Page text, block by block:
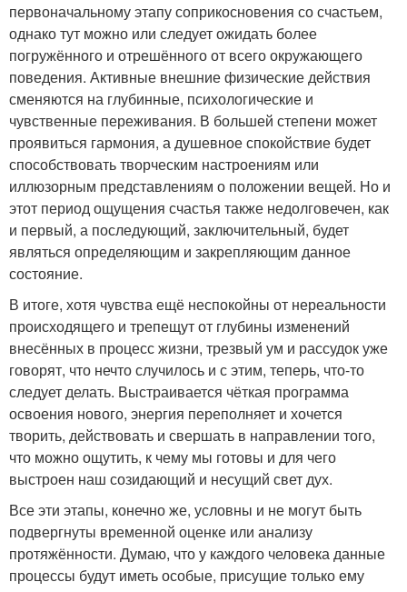
первоначальному этапу соприкосновения со счастьем,
однако тут можно или следует ожидать более
погружённого и отрешённого от всего окружающего
поведения. Активные внешние физические действия
сменяются на глубинные, психологические и
чувственные переживания. В большей степени может
проявиться гармония, а душевное спокойствие будет
способствовать творческим настроениям или
иллюзорным представлениям о положении вещей. Но и
этот период ощущения счастья также недолговечен, как
и первый, а последующий, заключительный, будет
являться определяющим и закрепляющим данное
состояние.
В итоге, хотя чувства ещё неспокойны от нереальности
происходящего и трепещут от глубины изменений
внесённых в процесс жизни, трезвый ум и рассудок уже
говорят, что нечто случилось и с этим, теперь, что-то
следует делать. Выстраивается чёткая программа
освоения нового, энергия переполняет и хочется
творить, действовать и свершать в направлении того,
что можно ощутить, к чему мы готовы и для чего
выстроен наш созидающий и несущий свет дух.
Все эти этапы, конечно же, условны и не могут быть
подвергнуты временной оценке или анализу
протяжённости. Думаю, что у каждого человека данные
процессы будут иметь особые, присущие только ему